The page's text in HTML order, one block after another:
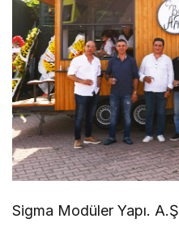
Sigma Modüler Yapı. A.Ş